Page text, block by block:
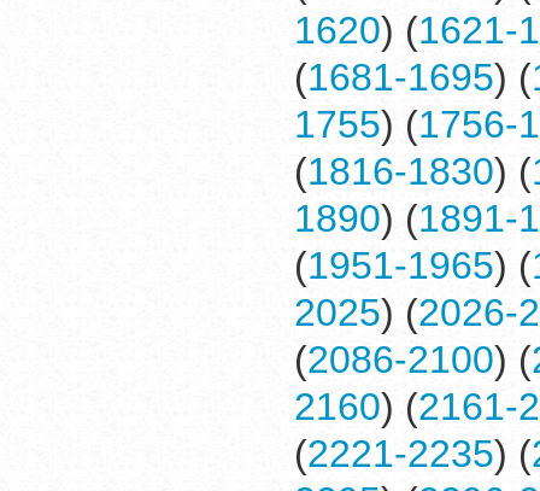
1620) (1621-
(1681-1695) (
1755) (1756-
(1816-1830) (
1890) (1891-
(1951-1965) (
2025) (2026-
(2086-2100) (
2160) (2161-
(2221-2235) (